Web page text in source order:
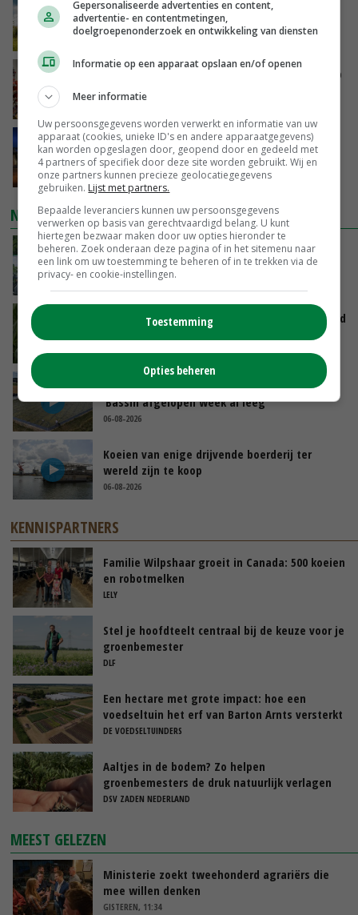
‘Rendement van Krullvarkens komt van de
overkant’
GISTEREN, 15:30
Oorlogen en El Niño stuwen voedselprijzen op
Nettowinst Royal A-ware onder druk ondanks
hogere omzet
GISTEREN, 14:35
NIEUWSTE VIDEO'S
Oekraïne-vlogger Kees Huizinga: ‘Bezoek van
de ambassade mag zelf groente plukken’
GISTEREN, 12:00
Limburgse mais van Frijns doet het verrassend
GISTEREN, 10:00
Droogte veroorzaakt steeds meer problemen:
‘Bassin afgelopen week al leeg’
06-08-2026
Koeien van enige drijvende boerderij ter
wereld zijn te koop
06-08-2026
KENNISPARTNERS
Familie Wilpshaar groeit in Canada: 500 koeien
en robotmelken
LELY
Stel je hoofdteelt centraal bij de keuze voor je
groenbemester
DLF
Een hectare met grote impact: hoe een
voedseltuin het erf van Barton Arnts versterkt
DE VOEDSELTUINDERS
Aaltjes in de bodem? Zo helpen
groenbemesters de druk natuurlijk verlagen
DSV ZADEN NEDERLAND
MEEST GELEZEN
Ministerie zoekt tweehonderd agrariërs die
mee willen denken
GISTEREN, 11:34
Gepersonaliseerde advertenties en content,
advertentie- en contentmetingen,
doelgroepenonderzoek en ontwikkeling van diensten
Informatie op een apparaat opslaan en/of openen
Meer informatie
Uw persoonsgegevens worden verwerkt en informatie van uw
apparaat (cookies, unieke ID's en andere apparaatgegevens)
kan worden opgeslagen door, geopend door en gedeeld met
4 partners of specifiek door deze site worden gebruikt. Wij en
onze partners kunnen precieze geolocatiegegevens
gebruiken. Lijst met partners.
Bepaalde leveranciers kunnen uw persoonsgegevens
verwerken op basis van gerechtvaardigd belang. U kunt
hiertegen bezwaar maken door uw opties hieronder te
beheren. Zoek onderaan deze pagina of in het sitemenu naar
een link om uw toestemming te beheren of in te trekken via de
privacy- en cookie-instellingen.
Toestemming
Opties beheren